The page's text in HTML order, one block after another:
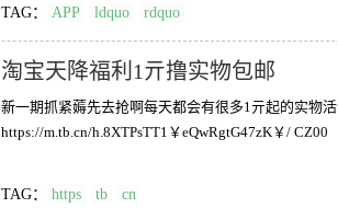
TAG： APP ldquo rdquo
淘宝天降福利1亓撸实物包邮
新一期抓紧薅先去抢啊每天都会有很多1亓起的实物活
https://m.tb.cn/h.8XTPsTT1￥eQwRgtG47zK￥/ CZ00
TAG： https tb cn